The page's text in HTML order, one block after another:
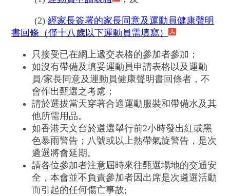
(2) 經家長簽署的家長同意及運動員健康聲明
書回條（僅十八歲以下運動員需填寫）
只接受已在網上遞交表格的參加者參加；
如沒有帶備及填妥運動員申請表格以及運動
員/家長同意及運動員健康聲明書回條者，不
會作出甄選之考慮；
請於選拔當天穿著合適運動服裝和帶備水及其
他所需用品。
如香港天文台於遴選舉行前2小時發出紅或黑
色暴雨警告；八號或以上熱帶氣旋警告，是次
遴選將會延期。
請各位參加者注意屆時來往甄選場地的交通安
全，本會並不負責參加者因出席是次遴選活動
而引起的任何傷亡事故;